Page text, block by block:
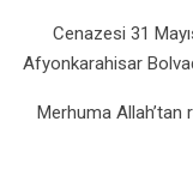
Cenazesi 31
Afyonkarahisar
Merhuma Allah’tan